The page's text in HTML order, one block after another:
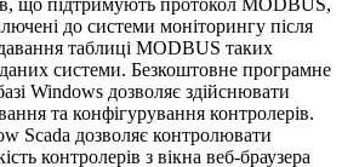
що підтримують протокол MODBUS,
до системи моніторингу після
таблиці MODBUS таких
системи. Безкоштовне програмне
Windows дозволяє здійснювати
та конфігурування контролерів.
Scada дозволяє контролювати
контролерів з вікна веб-браузера